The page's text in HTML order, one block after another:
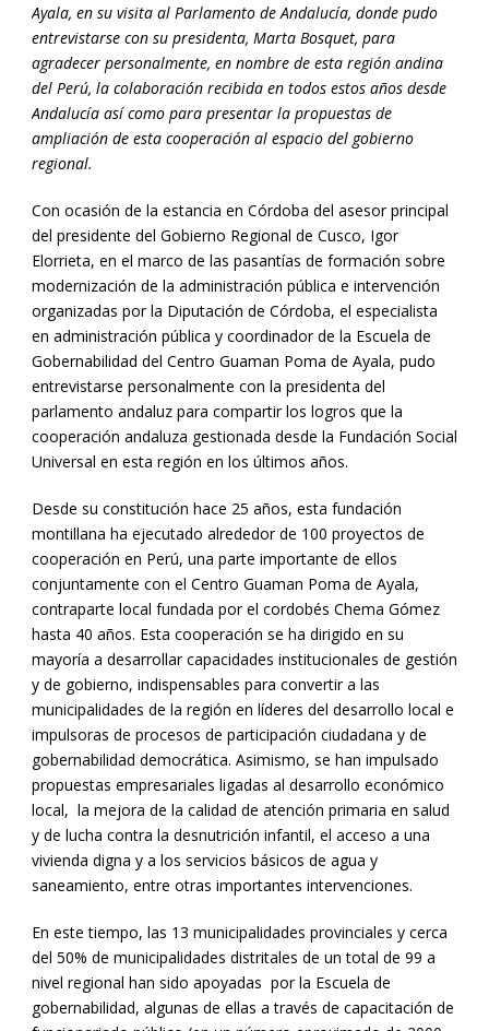
Ayala, en su visita al Parlamento de Andalucía, donde pudo
entrevistarse con su presidenta, Marta Bosquet, para
agradecer personalmente, en nombre de esta región andina
del Perú, la colaboración recibida en todos estos años desde
Andalucía así como para presentar la propuestas de
ampliación de esta cooperación al espacio del gobierno
regional.
Con ocasión de la estancia en Córdoba del asesor principal
del presidente del Gobierno Regional de Cusco, Igor
Elorrieta, en el marco de las pasantías de formación sobre
modernización de la administración pública e intervención
organizadas por la Diputación de Córdoba, el especialista
en administración pública y coordinador de la Escuela de
Gobernabilidad del Centro Guaman Poma de Ayala, pudo
entrevistarse personalmente con la presidenta del
parlamento andaluz para compartir los logros que la
cooperación andaluza gestionada desde la Fundación Social
Universal en esta región en los últimos años.
Desde su constitución hace 25 años, esta fundación
montillana ha ejecutado alrededor de 100 proyectos de
cooperación en Perú, una parte importante de ellos
conjuntamente con el Centro Guaman Poma de Ayala,
contraparte local fundada por el cordobés Chema Gómez
hasta 40 años. Esta cooperación se ha dirigido en su
mayoría a desarrollar capacidades institucionales de gestión
y de gobierno, indispensables para convertir a las
municipalidades de la región en líderes del desarrollo local e
impulsoras de procesos de participación ciudadana y de
gobernabilidad democrática. Asimismo, se han impulsado
propuestas empresariales ligadas al desarrollo económico
local, la mejora de la calidad de atención primaria en salud
y de lucha contra la desnutrición infantil, el acceso a una
vivienda digna y a los servicios básicos de agua y
saneamiento, entre otras importantes intervenciones.
En este tiempo, las 13 municipalidades provinciales y cerca
del 50% de municipalidades distritales de un total de 99 a
nivel regional han sido apoyadas por la Escuela de
gobernabilidad, algunas de ellas a través de capacitación de